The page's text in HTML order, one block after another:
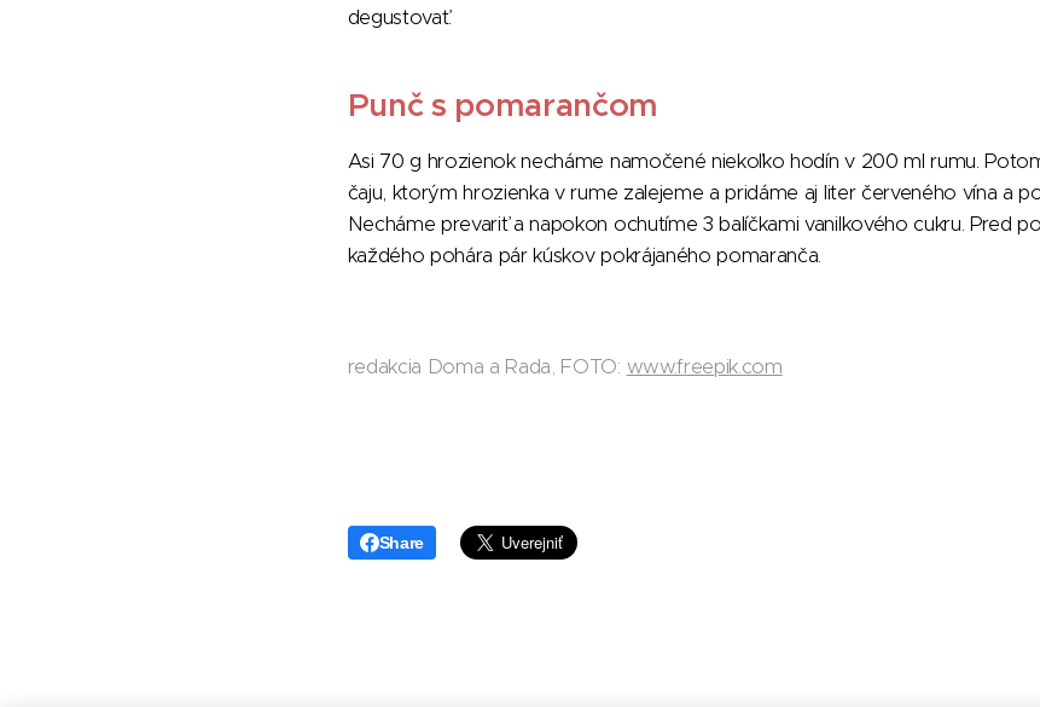
degustovať.
Punč s pomarančom
Asi 70 g hrozienok necháme namočené niekoľko hodín v 200 ml rumu.
čaju, ktorým hrozienka v rume zalejeme a pridáme aj liter červeného vína a
Necháme prevariť a napokon ochutíme 3 balíčkami vanilkového cukru. Pred
každého pohára pár kúskov pokrájaného pomaranča.
redakcia Doma a Rada, FOTO: www.freepik.com
Share